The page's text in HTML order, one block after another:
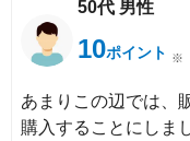
50代 男性
10ポイント
あまりこの辺では、
購入することにしま